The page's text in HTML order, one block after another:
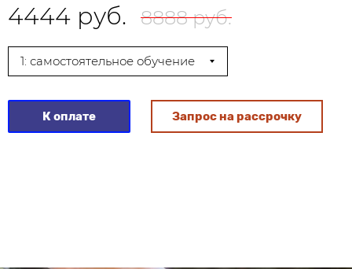
4444 руб. 8888 руб.
1: самостоятельное обучение
К оплате Запрос на рассрочку